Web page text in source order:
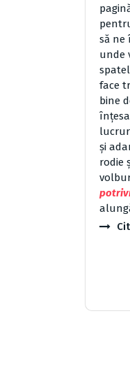
să ne
unde
face
bine
şi
rodie